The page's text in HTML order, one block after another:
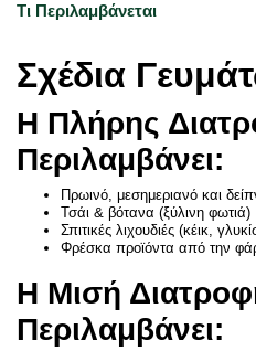
Τι Περιλαμβάνεται
Σχέδια
Η Πλήρης
Περιλαμβάνει:
Πρωινό, μεσημεριανό και
Τσάι & βότανα (ξύλινη φωτιά)
Σπιτικές λιχουδιές (κέικ,
Φρέσκα προϊόντα από την
Η Μισή
Περιλαμβάνει: